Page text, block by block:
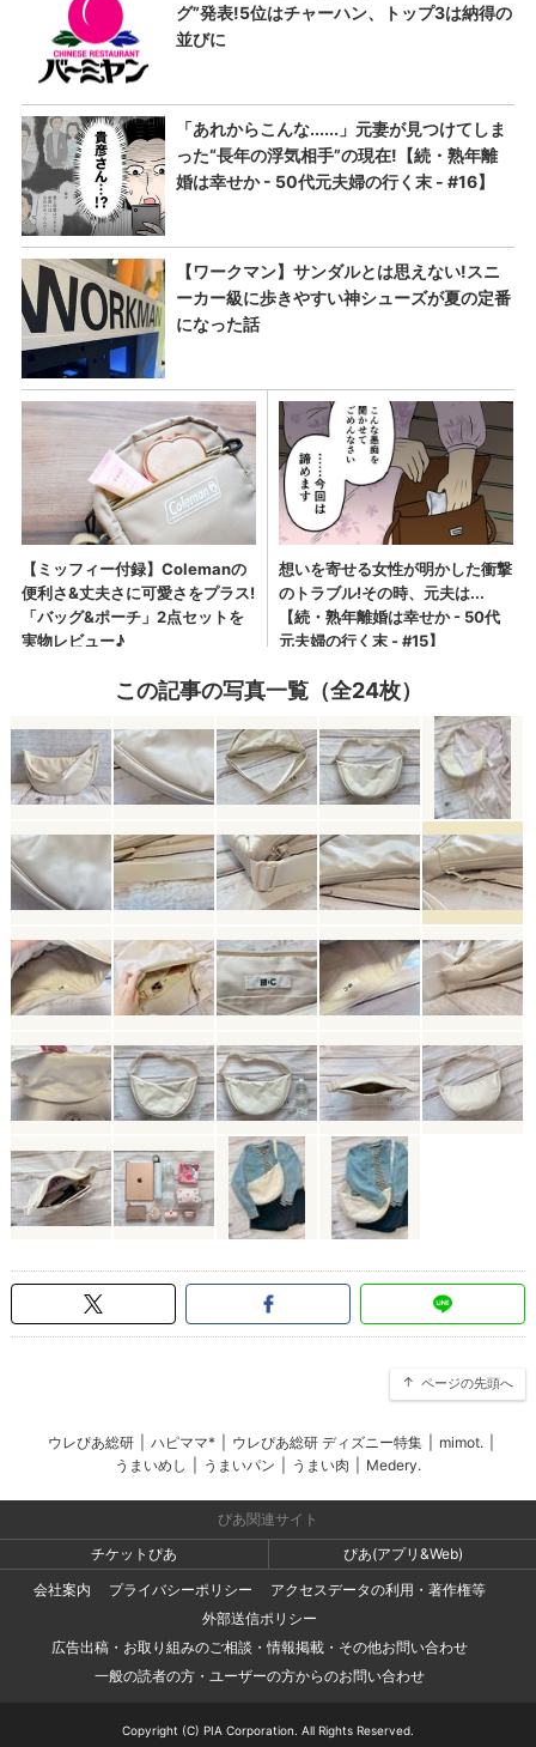
この記事の写真一覧（全24枚）
ページの先頭へ
ウレぴあ総研 ハピママ* ウレぴあ総研 ディズニー特集 mimot.
うまいめし
うまいパン うまい肉 Medery.
ぴあ関連サイト
チケットぴあ
ぴあ(アプリ&Web)
会社案内
プライバシーポリシー
アクセスデータの利用・著作権等
外部送信ポリシー
広告出稿・お取り組みのご相談・情報掲載・その他お問い合わせ
一般の読者の方・ユーザーの方からのお問い合わせ
Copyright (C) PIA Corporation. All Rights Reserved.